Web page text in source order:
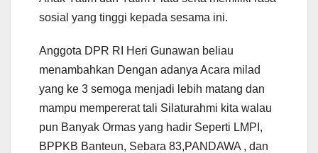
sosial yang tinggi kepada sesama ini.
Anggota DPR RI Heri Gunawan beliau
menambahkan Dengan adanya Acara milad
yang ke 3 semoga menjadi lebih matang dan
mampu mempererat tali Silaturahmi kita walau
pun Banyak Ormas yang hadir Seperti LMPI,
BPPKB Banteun, Sebara 83,PANDAWA , dan